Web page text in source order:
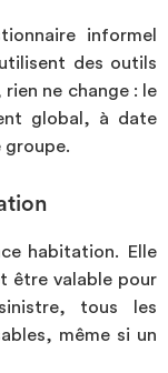
informel
des outils
ne change : le
global, à date
groupe.
habitation. Elle
être valable pour
tous les
même si un